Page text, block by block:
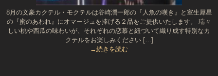
8月の文豪カクテル・モクテルは谷崎潤一郎の『人魚の嘆き』と室生犀星
の『蜜のあわれ』にオマージュを捧げる２品をご提供いたします。 瑞々
しい桃や西瓜の味わいが、それぞれの恋慕と紐づいて織り成す特別なカ
クテルをお楽しみください […]
→続きを読む